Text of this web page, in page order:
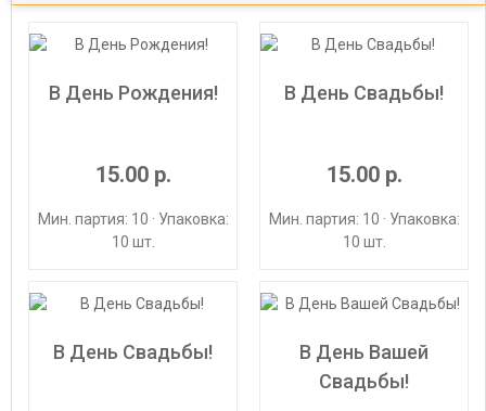
В День Рождения!
15.00 р.
Мин. партия: 10 · Упаковка:
10 шт.
В День Свадьбы!
15.00 р.
Мин. партия: 10 · Упаковка:
10 шт.
В День Свадьбы!
В День Вашей
Свадьбы!